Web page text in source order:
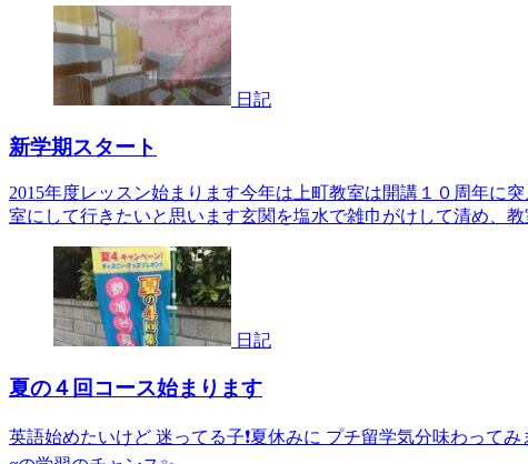
日記
新学期スタート
2015年度レッスン始まります今年は上町教室は開講１０周年に
室にして行きたいと思います玄関を塩水で雑巾がけして清め、
日記
夏の４回コース始まります
英語始めたいけど 迷ってる子❗️夏休みに プチ留学気分味わって